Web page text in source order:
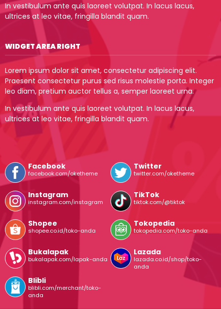
In vestibulum ante quis laoreet volutpat. In lacus lacus,
ultrices at leo vitae, fringilla blandit quam.
WIDGET AREA RIGHT
Lorem ipsum dolor sit amet, consectetur adipiscing elit.
Praesent consectetur purus sed risus molestie porta. Integer
leo diam, pretium auctor tellus a, semper laoreet urna.
In vestibulum ante quis laoreet volutpat. In lacus lacus,
ultrices at leo vitae, fringilla blandit quam.
Facebook
facebook.com/oketheme
Twitter
twitter.com/oketheme
Instagram
instagram.com/instagram
TikTok
tiktok.com/@tiktok
Shopee
shopee.co.id/toko-anda
Tokopedia
tokopedia.com/toko-anda
Bukalapak
bukalapak.com/lapak-anda
Lazada
lazada.co.id/shop/toko-
anda
Blibli
blibli.com/merchant/toko-
anda